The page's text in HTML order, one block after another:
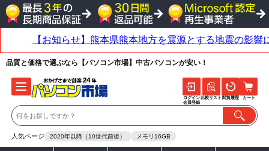
品質と価格で選ぶなら【パソコン市場】中古パソコンが安い！
人気ページ 2020年以降（10世代前後） メモリ16GB
ログイン
会員登録
比較リスト 閲覧履歴 カート